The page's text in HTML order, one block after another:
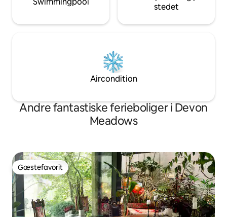
stedet
Aircondition
Andre fantastiske ferieboliger i Devon
Meadows
Gæstefavorit
Gæstefavorit